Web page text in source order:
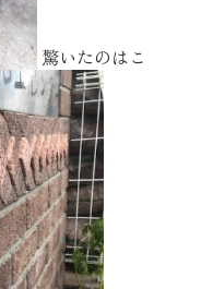
驚いたのはこ